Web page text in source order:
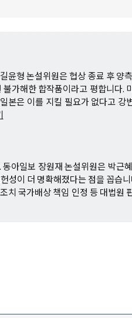
윤형 논설위원은 협상 종료 후 양
가해한 합작품이라고 평합니다.
본은 이를 지킬 필요가 없다고 강
아일보 장원재 논설위원은 박근
성이 더 명확해졌다는 점을 꼽습
치 국가배상 책임 인정 등 대법원